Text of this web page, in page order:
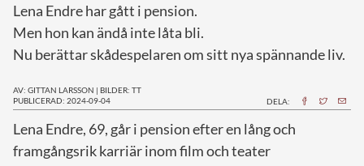
Monacos furstehus
Lena Endre har gått i pension.
Men hon kan ändå inte låta bli.
Nu berättar skådespelaren om sitt nya spännande liv.
AV: GITTAN LARSSON | BILDER: TT
PUBLICERAD: 2024-09-04
DELA:
Lena Endre, 69, går i pension efter en lång och
framgångsrik karriär inom film och teater